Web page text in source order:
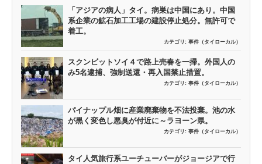
「アジアの病人」タイ。病巣は中国にあり。中国
系企業の鉱石加工工場の建設停止処分。無許可で
着工。
カテゴリ: 事件（タイローカル）
スクンビットソイ４で路上売春を一掃。外国人の
み5名逮捕、強制送還・再入国禁止措置。
カテゴリ: 事件（タイローカル）
パイナップル畑に産業廃棄物を不法投棄。池の水
が黒く変色し悪臭が付近に～ラヨーン県。
カテゴリ: 事件（タイローカル）
タイ人気旅行系ユーチューバーがジョージアで行